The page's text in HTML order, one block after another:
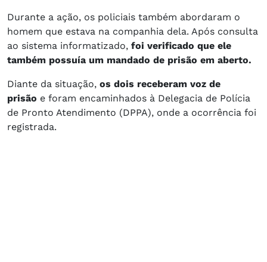
Durante a ação, os policiais também abordaram o
homem que estava na companhia dela. Após consulta
ao sistema informatizado, foi verificado que ele
também possuía um mandado de prisão em aberto.
Diante da situação, os dois receberam voz de
prisão e foram encaminhados à Delegacia de Polícia
de Pronto Atendimento (DPPA), onde a ocorrência foi
registrada.